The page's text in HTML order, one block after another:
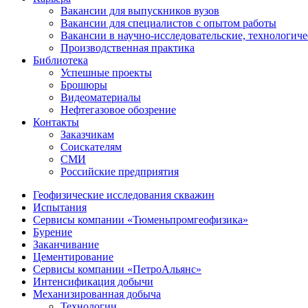
Вакансии для выпускников вузов
Вакансии для специалистов с опытом работы
Вакансии в научно-исследовательские,
Производственная практика
Библиотека
Успешные проекты
Брошюры
Видеоматериалы
Нефтегазовое обозрение
Контакты
Заказчикам
Соискателям
СМИ
Российские предприятия
Геофизические исследования скважин
Испытания
Сервисы компании «Тюменьпромгеофизика»
Бурение
Заканчивание
Цементирование
Сервисы компании «ПетроАльянс»
Интенсификация добычи
Механизированная добыча